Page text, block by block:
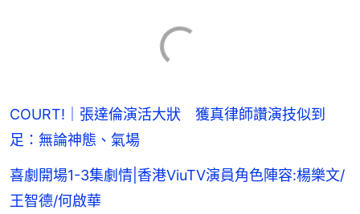
COURT!｜張達倫演活大狀 獲真律師讚演技似到
足：無論神態、氣場
喜劇開場1-3集劇情|香港ViuTV演員角色陣容:楊樂文/
王智德/何啟華